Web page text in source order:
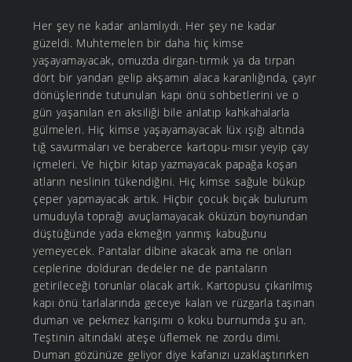
Her şey ne kadar anlamlıydı. Her şey ne kadar
güzeldi. Muhtemelen bir daha hiç kimse
yaşayamayacak, omuzda dirgan-tırmık ya da tırpan
dört bir yandan gelip akşamın alaca karanlığında, çayır
dönüşlerinde tutunulan kapı önü sohbetlerini ve o
gün yaşanılan en aksiliği bile anlatıp kahkahalarla
gülmeleri. Hiç kimse yaşayamayacak lüx ışığı altında
tığ savurmaları ve beraberce kartopu-mısır yeyip çay
içmeleri. Ve hiçbir kitap yazmayacak papağa koşan
atların neslinin tükendiğini. Hiç kimse sağule büküp
çeper yapmayacak artık. Hiçbir çocuk bıçak bulurum
umuduyla toprağı avuçlamayacak öküzün boynundan
düştüğünde yada ekmeğin yanmış kabuğunu
yemeyecek. Pantalar dibine akacak ama ne onları
ceplerine dolduran dedeler ne de pantaların
getirileceği torunlar olacak artık. Kartopusu çıkarılmış
kapı önü tarlalarında geceye kalan ve rüzgarla taşınan
duman ve pekmez karışımı o koku burnumda şu an.
Teştinin altındaki ateşe üflemek ne zordu dimi.
Duman gözünüze geliyor diye kafanızı uzaklaştırırken